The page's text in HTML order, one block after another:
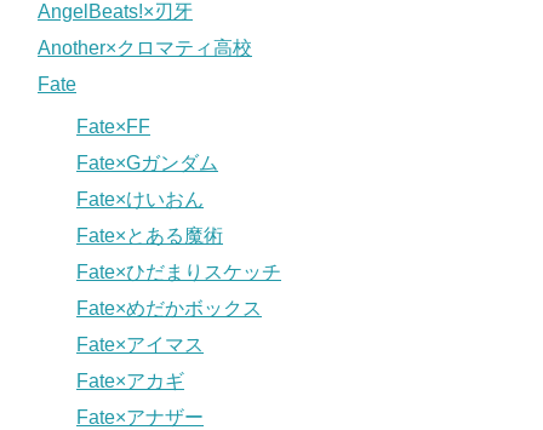
AngelBeats!×刃牙
Another×クロマティ高校
Fate
Fate×FF
Fate×Gガンダム
Fate×けいおん
Fate×とある魔術
Fate×ひだまりスケッチ
Fate×めだかボックス
Fate×アイマス
Fate×アカギ
Fate×アナザー